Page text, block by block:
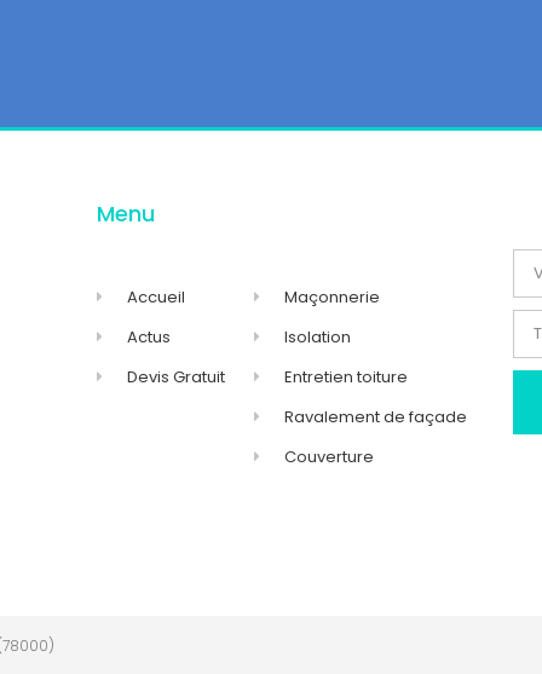
Menu
Accueil
Actus
Devis Gratuit
Maçonnerie
Isolation
Entretien toiture
Ravalement de façade
Couverture
(78000)